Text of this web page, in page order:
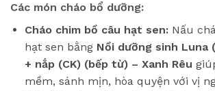
Các món cháo bổ dưỡng:
Cháo chim bồ câu hạt sen:Nấu
hạt sen bằng Nồi dưỡng sinh Luna
+ nắp (CK) (bếp từ) – Xanh Rêu
mềm, sánh mịn, hòa quyện với vị